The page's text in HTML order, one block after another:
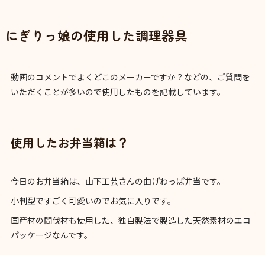
にぎりっ娘の使用した調理器具
動画のコメントでよくどこのメーカーですか？などの、ご質問を
いただくことが多いので使用したものを記載しています。
使用したお弁当箱は？
今日のお弁当箱は、山下工芸さんの曲げわっぱ弁当です。
小判型ですごく可愛いのでお気に入りです。
国産材の間伐材も使用した、独自製法で製造した天然素材のエコ
パッケージなんです。